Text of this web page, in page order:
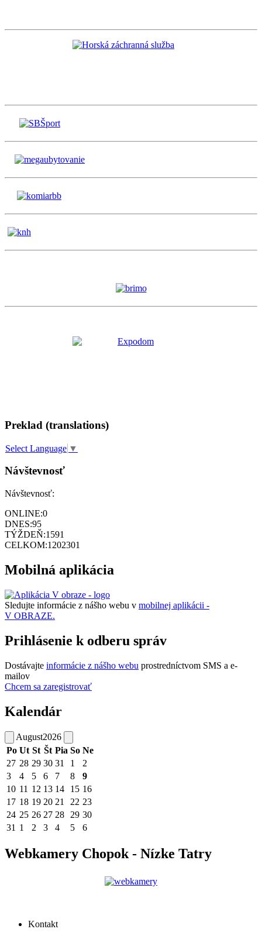
Preklad (translations)
Select Language ▼
Návštevnosť
Návštevnosť:
ONLINE:0
DNES:95
TÝŽDEŇ:1591
CELKOM:1202301
Mobilná aplikácia
Sledujte informácie z nášho webu v mobilnej aplikácii -
V OBRAZE.
Prihlásenie k odberu správ
Dostávajte informácie z nášho webu prostredníctvom SMS a e-
mailov
Chcem sa zaregistrovať
Kalendár
August2026
Po Ut St Št Pia So Ne
27 28 29 30 31 1
2
3
4 5 6 7 8
9
10 11 12 13 14 15 16
17 18 19 20 21 22 23
24 25 26 27 28 29 30
31 1 2 3 4 5 6
Webkamery Chopok - Nízke Tatry
Kontakt